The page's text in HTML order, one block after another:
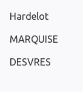
Hardelot
MARQUISE
DESVRES